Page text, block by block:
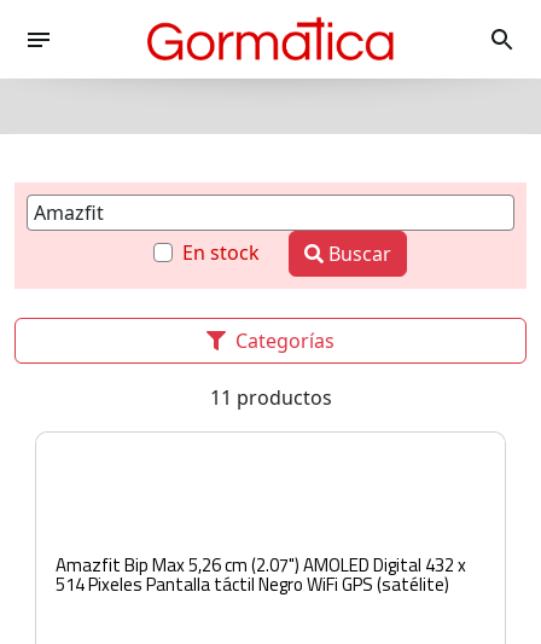
En stock Buscar
Categorías
11 productos
Amazfit Bip Max 5,26 cm (2.07") AMOLED Digital 432 x
514 Pixeles Pantalla táctil Negro WiFi GPS (satélite)